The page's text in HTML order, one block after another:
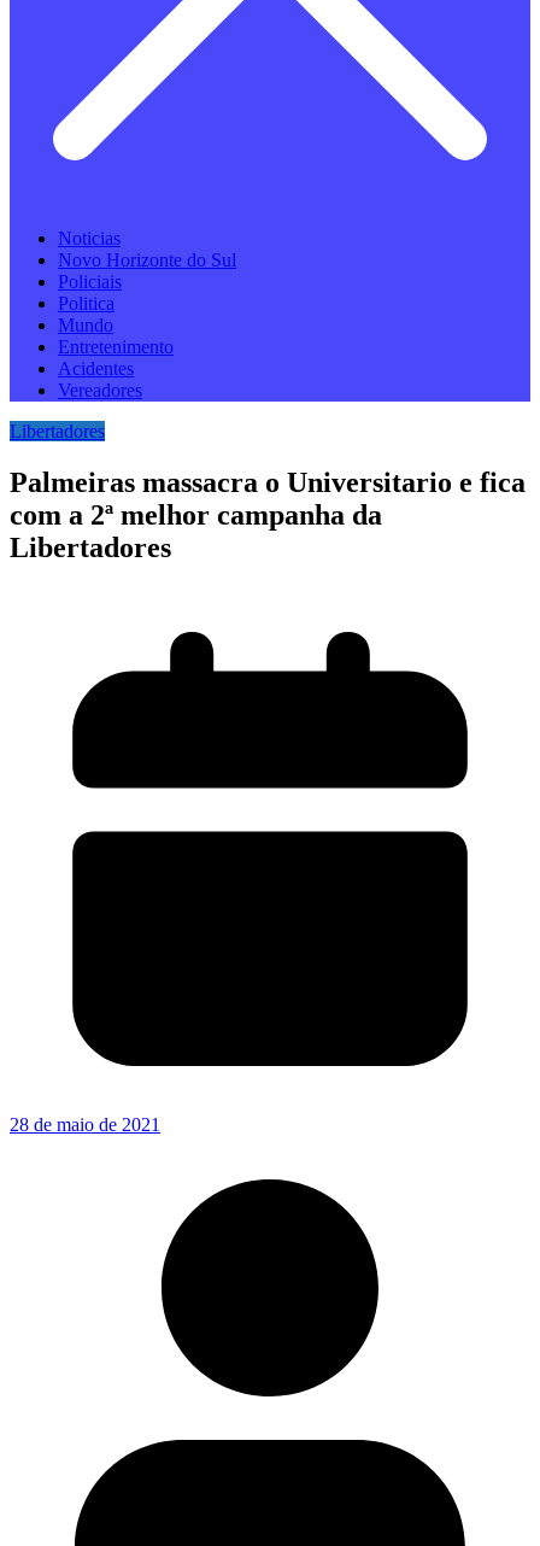
Noticias
Novo Horizonte do Sul
Policiais
Politica
Mundo
Entretenimento
Acidentes
Vereadores
Libertadores
Palmeiras massacra o Universitario e fica
com a 2ª melhor campanha da
Libertadores
28 de maio de 2021